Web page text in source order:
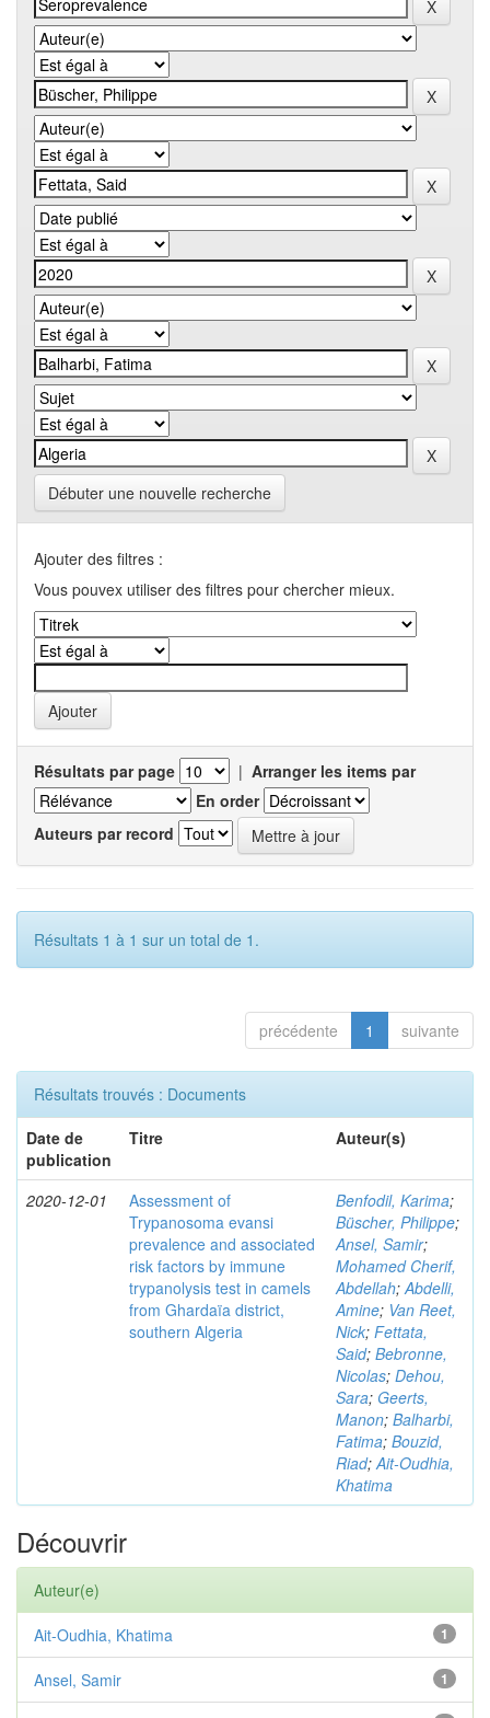
Débuter une nouvelle recherche
Ajouter des filtres :
Vous pouvex utiliser des filtres pour chercher mieux.
Résultats par page | Arranger les items par
En order
Auteurs par record
Résultats 1 à 1 sur un total de 1.
précédente 1 suivante
Résultats trouvés : Documents
Date de
publication
Titre Auteur(s)
2020-12-01
Assessment of
Trypanosoma evansi
prevalence and associated
risk factors by immune
trypanolysis test in camels
from Ghardaïa district,
southern Algeria
Benfodil, Karima;
Büscher, Philippe;
Ansel, Samir;
Mohamed Cherif,
Abdellah;Abdelli,
Amine; Van Reet,
Nick; Fettata,
Said; Bebronne,
Nicolas; Dehou,
Sara; Geerts,
Manon; Balharbi,
Fatima; Bouzid,
Riad;Ait-Oudhia,
Khatima
Découvrir
Auteur(e)
1
Ait-Oudhia, Khatima
1
Ansel, Samir